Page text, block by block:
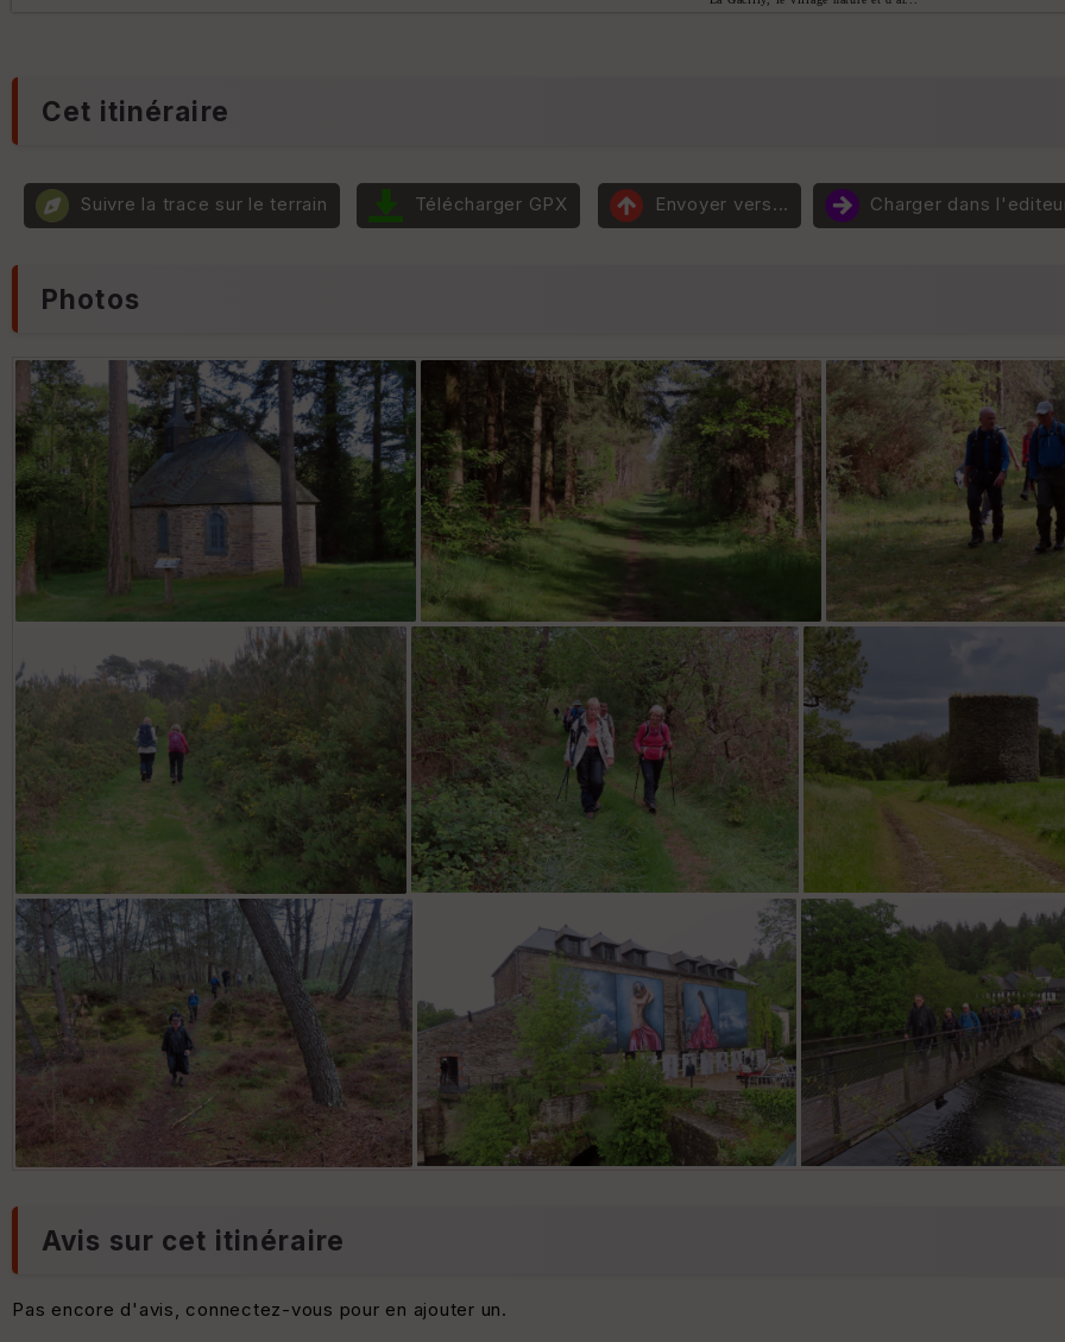
Cet itinéraire
Suivre la trace sur le terrain Télécharger GPX Envoyer vers... Charger dans
Photos
Avis sur cet itinéraire
Pas encore d'avis, connectez-vous pour en ajouter un.